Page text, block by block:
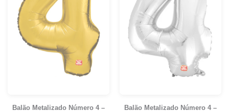
Balão Metalizado Número 4 –
Balão Metalizado Número 4 –